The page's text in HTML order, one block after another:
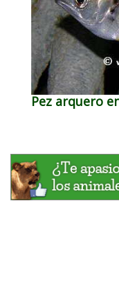
Pez arquero